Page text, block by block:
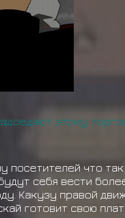
этому
посетителей что
себя вести
Какузу правой
готовит свою